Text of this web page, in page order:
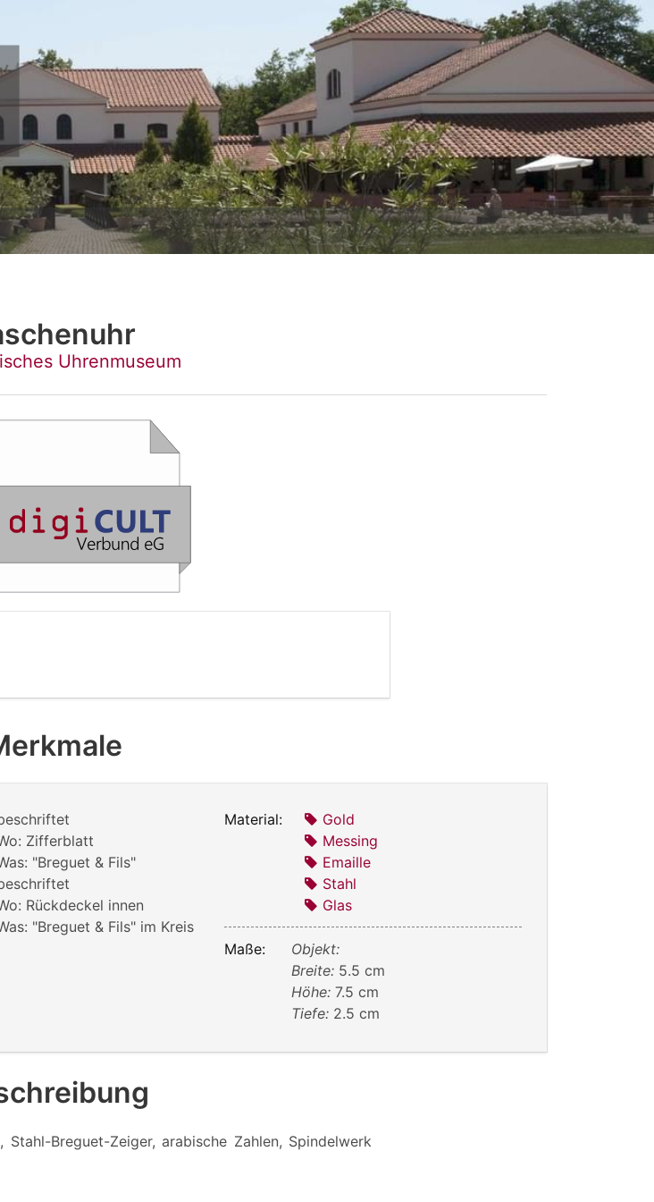
Uhrenmuseum
Zifferblatt
"Breguet & Fils"
Rückdeckel innen
"Breguet & Fils" im Kreis
Material:
Gold
Messing
Emaille
Stahl
Glas
Maße:
Objekt:
Breite: 5.5 cm
Höhe:7.5 cm
Tiefe: 2.5 cm
Stahl-Breguet-Zeiger, arabische Zahlen, Spindelwerk